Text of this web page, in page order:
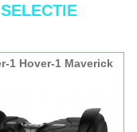
terwijl u rijdt
1 Hover-1 Maverick